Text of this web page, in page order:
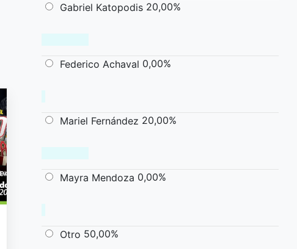
Gabriel Katopodis 20,00%
Federico Achaval 0,00%
Mariel Fernández 20,00%
Mayra Mendoza 0,00%
Otro 50,00%